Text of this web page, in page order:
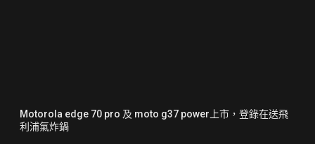
Motorola edge 70 pro 及 moto g37 power上市，登錄在送飛
利浦氣炸鍋